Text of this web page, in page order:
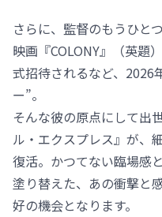
さらに、監督のもうひと
映画『COLONY』（英題
式招待されるなど、2026
ー”。
そんな彼の原点にして出
ル・エクスプレス』が、
復活。かつてない臨場感
塗り替えた、あの衝撃と
好の機会となります。